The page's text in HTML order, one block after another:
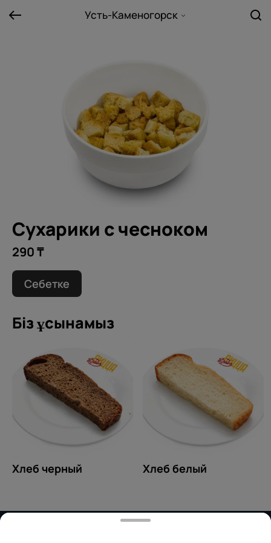
Усть-Каменогорск
Сухарики с чесноком
290 ₸
Себетке
Біз ұсынамыз
Хлеб черный Хлеб белый